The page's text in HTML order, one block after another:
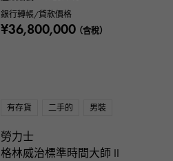
銀行轉帳/貸款價格
¥36,800,000（含稅）
有存貨 二手的 男裝
勞力士
格林威治標準時間大師 II